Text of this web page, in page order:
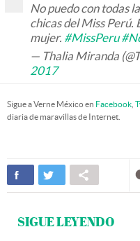
No puedo con todas
chicas del Miss Perú.
mujer. #MissPeru
— Thalia Miranda
2017
Sigue a Verne México en Facebook
diaria de maravillas de Internet.
SIGUE LEYENDO